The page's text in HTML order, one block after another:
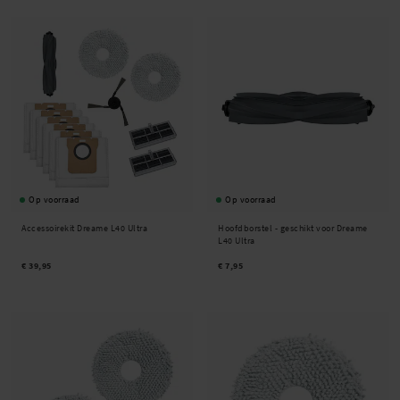
Op voorraad
Accessoirekit Dreame L40 Ultra
€ 39,95
Op voorraad
Hoofdborstel - geschikt voor Dreame
L40 Ultra
€ 7,95